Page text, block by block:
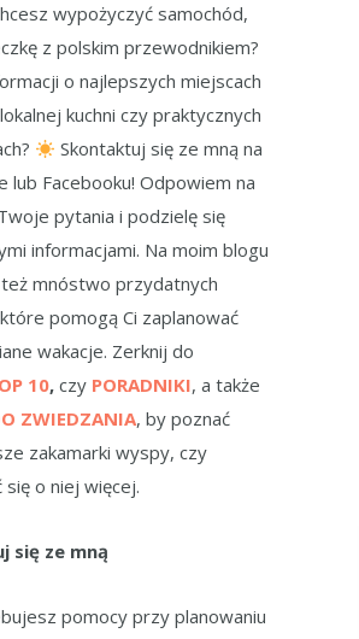
wypożyczyć samochód,
z polskim przewodnikiem?
o najlepszych miejscach
kuchni czy praktycznych
Skontaktuj się ze mną na
lub Facebooku! Odpowiem na
pytania i podzielę się
informacjami. Na moim blogu
mnóstwo przydatnych
pomogą Ci zaplanować
wakacje. Zerknij do
10, czy PORADNIKI, a także
ZWIEDZANIA, by poznać
zakamarki wyspy, czy
o niej więcej.
się ze mną
pomocy przy planowaniu